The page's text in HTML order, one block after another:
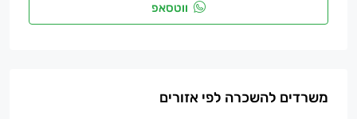
ווטסאפ
משרדים להשכרה לפי אזורים